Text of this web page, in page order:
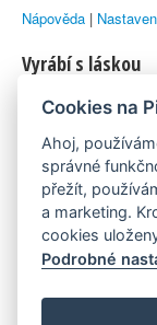
Nápověda |
Vyrábí s láskou
© 2010–2026 by
Máme rádi
Pivní.info
Poznámka pod
Pivní deníček je
Cookies na
Ahoj,
správné
přežít,
a marketing.
cookies
Podrobné